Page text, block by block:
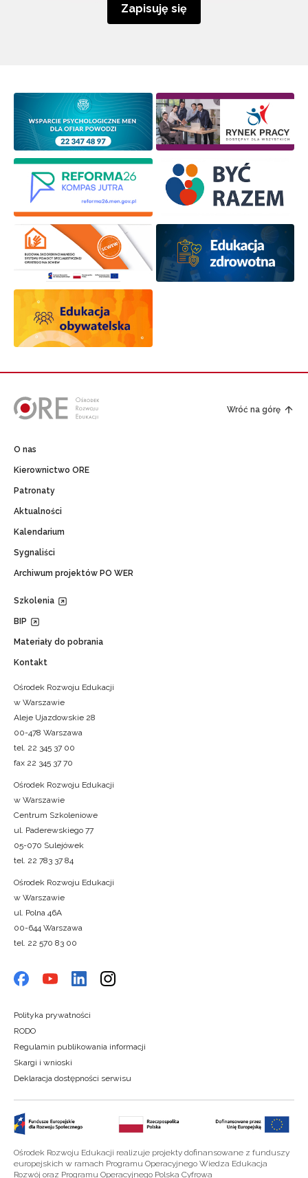
Zapisuję się
Wróć na górę
O nas
Kierownictwo ORE
Patronaty
Aktualności
Kalendarium
Sygnaliści
Archiwum projektów PO WER
Szkolenia
BIP
Materiały do pobrania
Kontakt
Ośrodek Rozwoju Edukacji
w Warszawie
Aleje Ujazdowskie 28
00-478 Warszawa
tel. 22 345 37 00
fax 22 345 37 70
Ośrodek Rozwoju Edukacji
w Warszawie
Centrum Szkoleniowe
ul. Paderewskiego 77
05-070 Sulejówek
tel. 22 783 37 84
Ośrodek Rozwoju Edukacji
w Warszawie
ul. Polna 46A
00-644 Warszawa
tel. 22 570 83 00
Polityka prywatności
RODO
Regulamin publikowania informacji
Skargi i wnioski
Deklaracja dostępności serwisu
Ośrodek Rozwoju Edukacji realizuje projekty dofinansowane z funduszy
europejskich w ramach Programu Operacyjnego Wiedza Edukacja
Rozwój oraz Programu Operacyjnego Polska Cyfrowa
Wyrażam zgodę na przetwarzanie moich danych
osobowych przez ORE w celach marketingowych.